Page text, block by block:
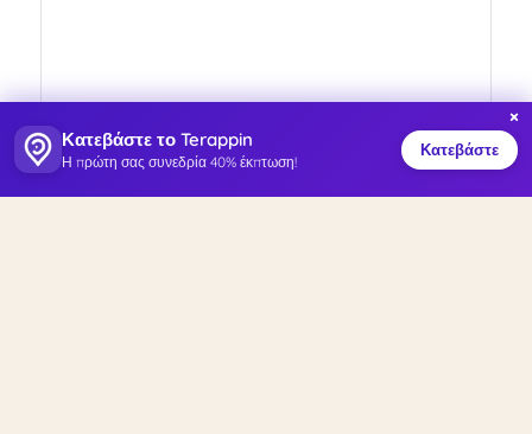
×
Κατεβάστε το Terappin
Η πρώτη σας συνεδρία 40% έκπτωση!
Κατεβάστε